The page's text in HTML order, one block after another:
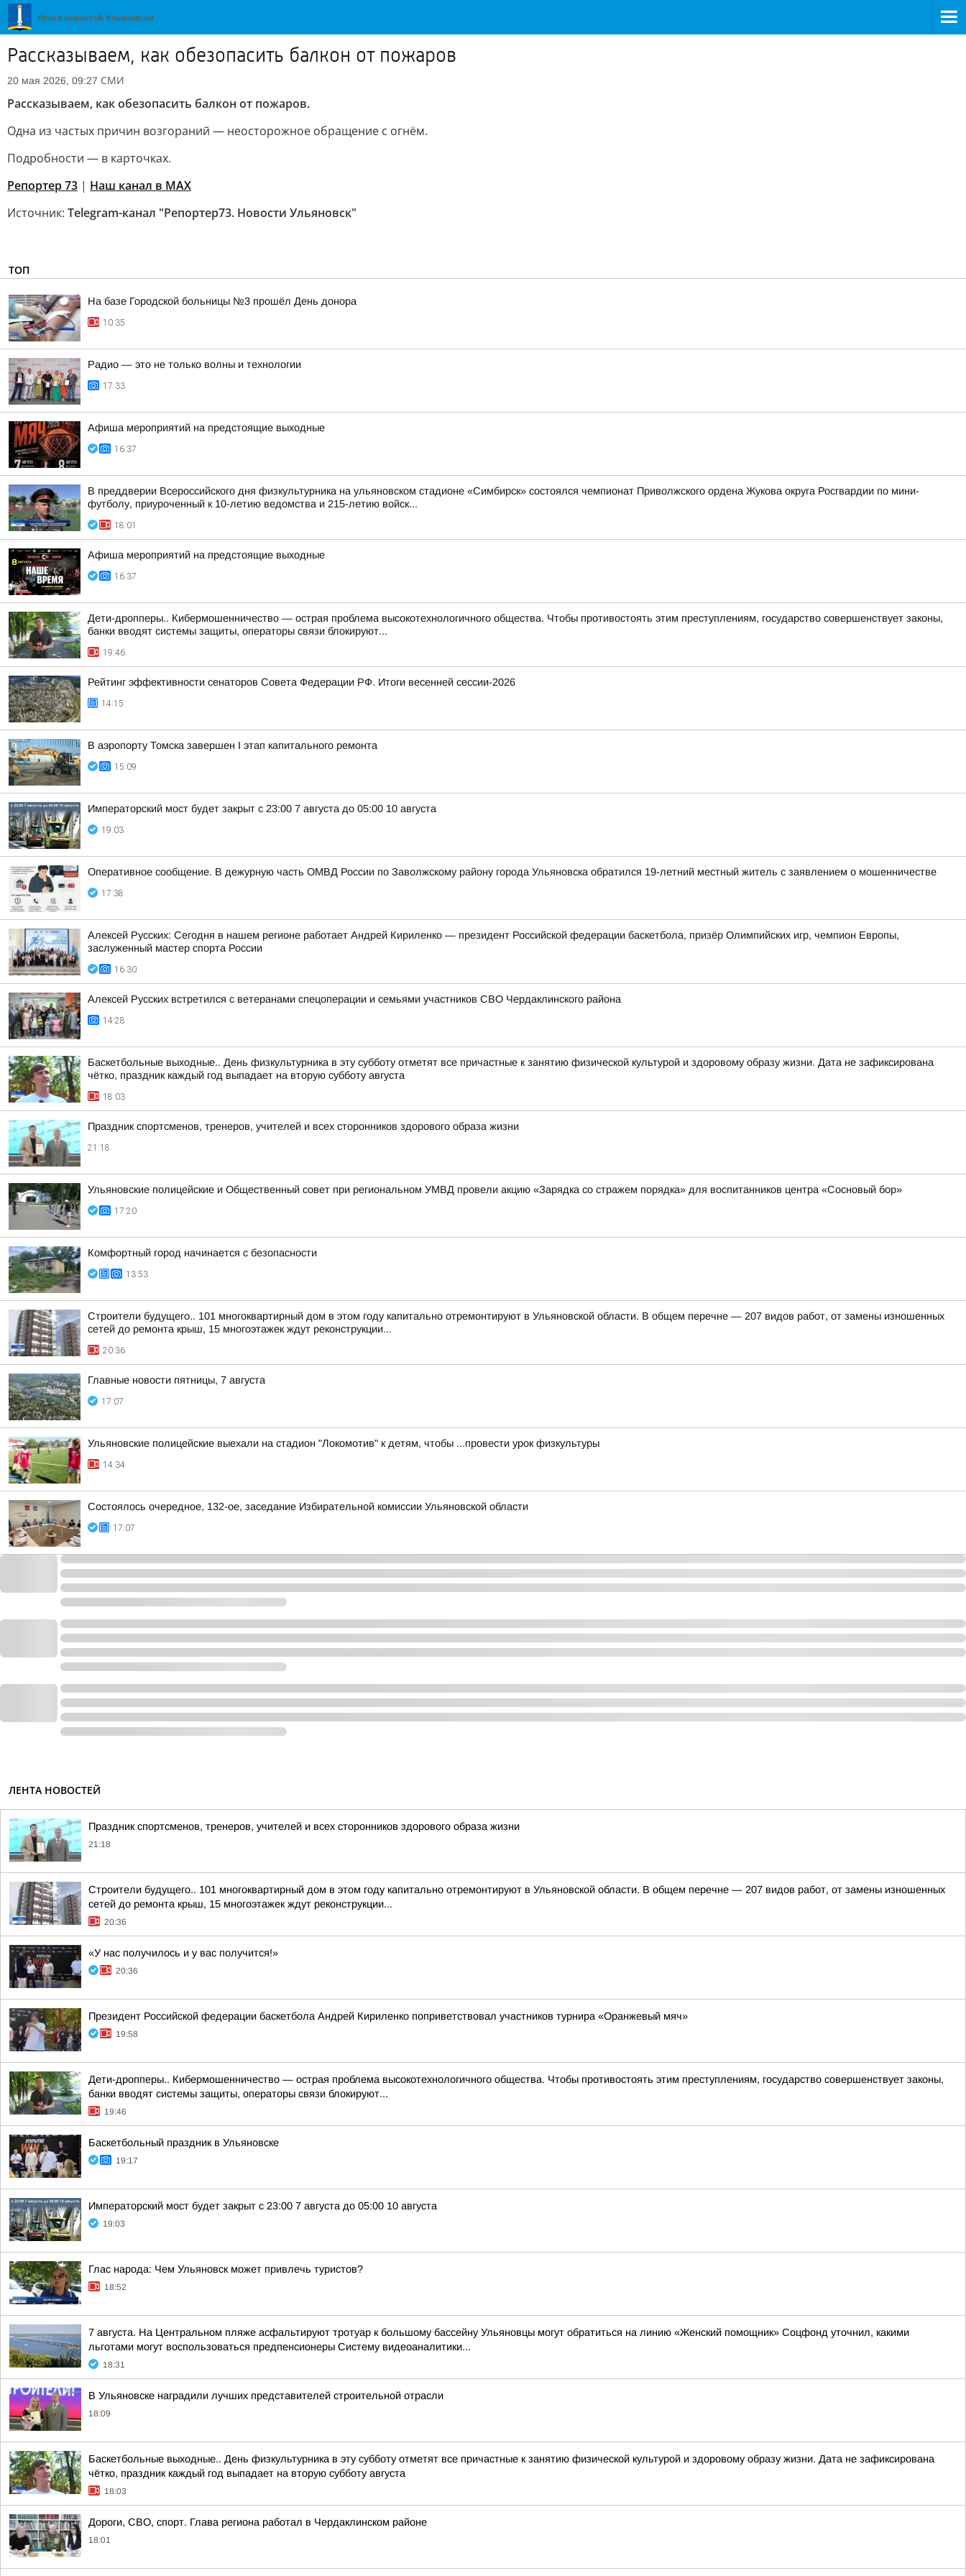
Рассказываем, как обезопасить балкон от пожаров
20 мая 2026, 09:27 СМИ
Рассказываем, как обезопасить балкон от пожаров.
Одна из частых причин возгораний — неосторожное обращение с огнём.
Подробности — в карточках.
Репортер 73 | Наш канал в MAX
Источник: Telegram-канал "Репортер73. Новости Ульяновск"
ТОП
На базе Городской больницы №3 прошёл День донора
10:35
Радио — это не только волны и технологии
17:33
Афиша мероприятий на предстоящие выходные
16:37
В преддверии Всероссийского дня физкультурника на ульяновском стадионе «Симбирск» состоялся чемпионат Приволжского ордена Жукова округа Росгвардии по мини-
футболу, приуроченный к 10-летию ведомства и 215-летию войск...
18:01
Афиша мероприятий на предстоящие выходные
16:37
Дети-дропперы.. Кибермошенничество — острая проблема высокотехнологичного общества. Чтобы противостоять этим преступлениям, государство совершенствует законы,
банки вводят системы защиты, операторы связи блокируют...
19:46
Рейтинг эффективности сенаторов Совета Федерации РФ. Итоги весенней сессии-2026
14:15
В аэропорту Томска завершен I этап капитального ремонта
15:09
Императорский мост будет закрыт с 23:00 7 августа до 05:00 10 августа
19:03
Оперативное сообщение. В дежурную часть ОМВД России по Заволжскому району города Ульяновска обратился 19-летний местный житель с заявлением о мошенничестве
17:38
Алексей Русских: Сегодня в нашем регионе работает Андрей Кириленко — президент Российской федерации баскетбола, призёр Олимпийских игр, чемпион Европы,
заслуженный мастер спорта России
16:30
Алексей Русских встретился с ветеранами спецоперации и семьями участников СВО Чердаклинского района
14:28
Баскетбольные выходные.. День физкультурника в эту субботу отметят все причастные к занятию физической культурой и здоровому образу жизни. Дата не зафиксирована
чётко, праздник каждый год выпадает на вторую субботу августа
18:03
Праздник спортсменов, тренеров, учителей и всех сторонников здорового образа жизни
21:18
Ульяновские полицейские и Общественный совет при региональном УМВД провели акцию «Зарядка со стражем порядка» для воспитанников центра «Сосновый бор»
17:20
Комфортный город начинается с безопасности
13:53
Строители будущего.. 101 многоквартирный дом в этом году капитально отремонтируют в Ульяновской области. В общем перечне — 207 видов работ, от замены изношенных
сетей до ремонта крыш, 15 многоэтажек ждут реконструкции...
20:36
Главные новости пятницы, 7 августа
17:07
Ульяновские полицейские выехали на стадион "Локомотив" к детям, чтобы ...провести урок физкультуры
14:34
Состоялось очередное, 132-ое, заседание Избирательной комиссии Ульяновской области
17:07
ЛЕНТА НОВОСТЕЙ
Праздник спортсменов, тренеров, учителей и всех сторонников здорового образа жизни
21:18
Строители будущего.. 101 многоквартирный дом в этом году капитально отремонтируют в Ульяновской области. В общем перечне — 207 видов работ, от замены изношенных
сетей до ремонта крыш, 15 многоэтажек ждут реконструкции...
20:36
«У нас получилось и у вас получится!»
20:36
Президент Российской федерации баскетбола Андрей Кириленко поприветствовал участников турнира «Оранжевый мяч»
19:58
Дети-дропперы.. Кибермошенничество — острая проблема высокотехнологичного общества. Чтобы противостоять этим преступлениям, государство совершенствует законы,
банки вводят системы защиты, операторы связи блокируют...
19:46
Баскетбольный праздник в Ульяновске
19:17
Императорский мост будет закрыт с 23:00 7 августа до 05:00 10 августа
19:03
Глас народа: Чем Ульяновск может привлечь туристов?
18:52
7 августа. На Центральном пляже асфальтируют тротуар к большому бассейну Ульяновцы могут обратиться на линию «Женский помощник» Соцфонд уточнил, какими
льготами могут воспользоваться предпенсионеры Систему видеоаналитики...
18:31
В Ульяновске наградили лучших представителей строительной отрасли
18:09
Баскетбольные выходные.. День физкультурника в эту субботу отметят все причастные к занятию физической культурой и здоровому образу жизни. Дата не зафиксирована
чётко, праздник каждый год выпадает на вторую субботу августа
18:03
Дороги, СВО, спорт. Глава региона работал в Чердаклинском районе
18:01